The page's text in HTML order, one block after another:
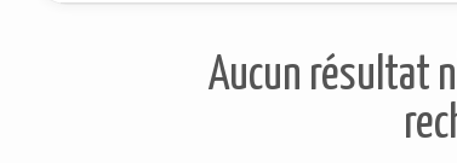
Aucun résultat